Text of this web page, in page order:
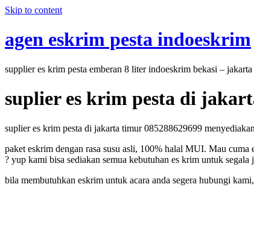
Skip to content
agen eskrim pesta indoeskrim
supplier es krim pesta emberan 8 liter indoeskrim bekasi –
suplier es krim pesta di
suplier es krim pesta di jakarta timur 085288629699
paket eskrim dengan rasa susu asli, 100% halal MUI. Mau cuma
? yup kami bisa sediakan semua kebutuhan es krim untuk segala
bila membutuhkan eskrim untuk acara anda segera hubungi